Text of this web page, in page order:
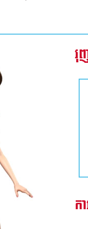
រុ
ក